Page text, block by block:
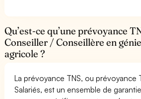
Qu’est-ce qu’une prévoyance
Conseiller / Conseillère en
agricole ?
La prévoyance TNS, ou prévoyance
Salariés, est un ensemble de